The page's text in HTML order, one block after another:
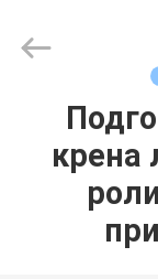
ДОМ
РОЛИКИ
Technology
крена